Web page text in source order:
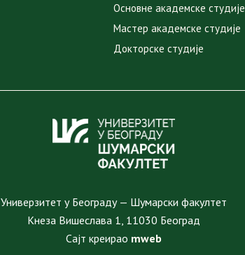
Основне академске студије
Мастер академске студије
Докторске студије
Универзитет у Београду — Шумарски факултет
Кнеза Вишеслава 1, 11030 Београд
Сајт креирао mweb